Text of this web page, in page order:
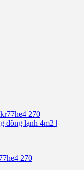
270